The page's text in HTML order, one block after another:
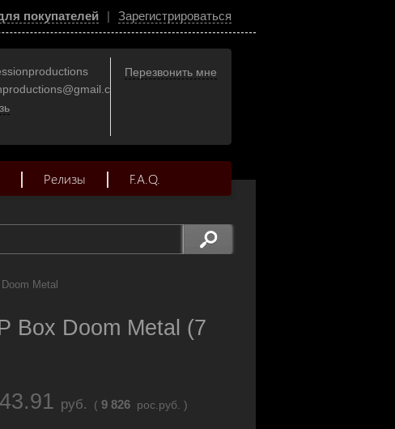
покупателей | Зарегистрироваться
Перезвонить мне
Релизы F.A.Q.
Metal
Box Doom Metal (7
руб. ( 9 826 рос.руб. )